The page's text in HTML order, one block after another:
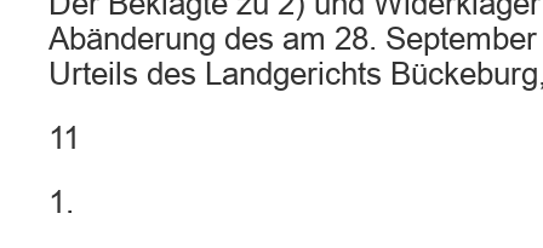
Abänderung des am 28.
Urteils des Landgerichts
11
1.